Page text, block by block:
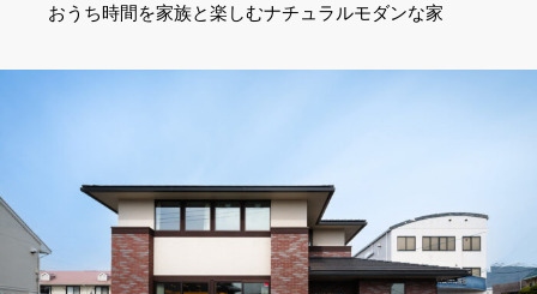
おうち時間を家族と楽しむナチュラルモダンな家